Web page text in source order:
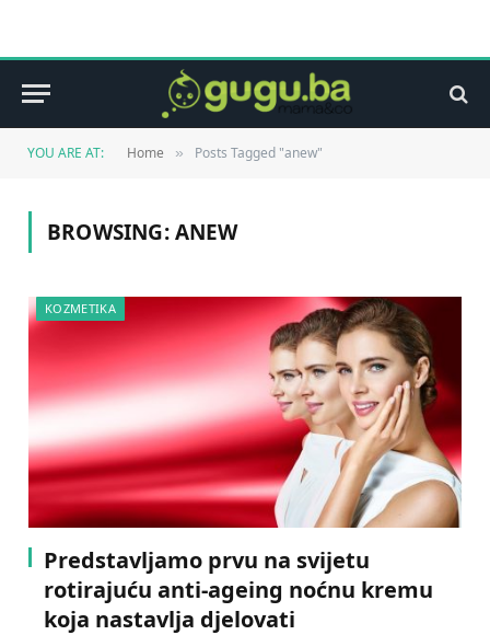
YOU ARE AT: Home » Posts Tagged "anew"
BROWSING:ANEW
KOZMETIKA
Predstavljamo prvu na svijetu
rotirajuću anti-ageing noćnu kremu
koja nastavlja djelovati